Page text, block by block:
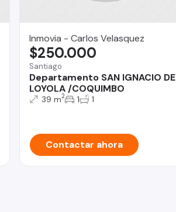
Inmovia - Carlos Velasquez
Santiago
Departamento SAN IGNACIO DE
LOYOLA /COQUIMBO
$250.000
39 m2 1 1
Contactar ahora